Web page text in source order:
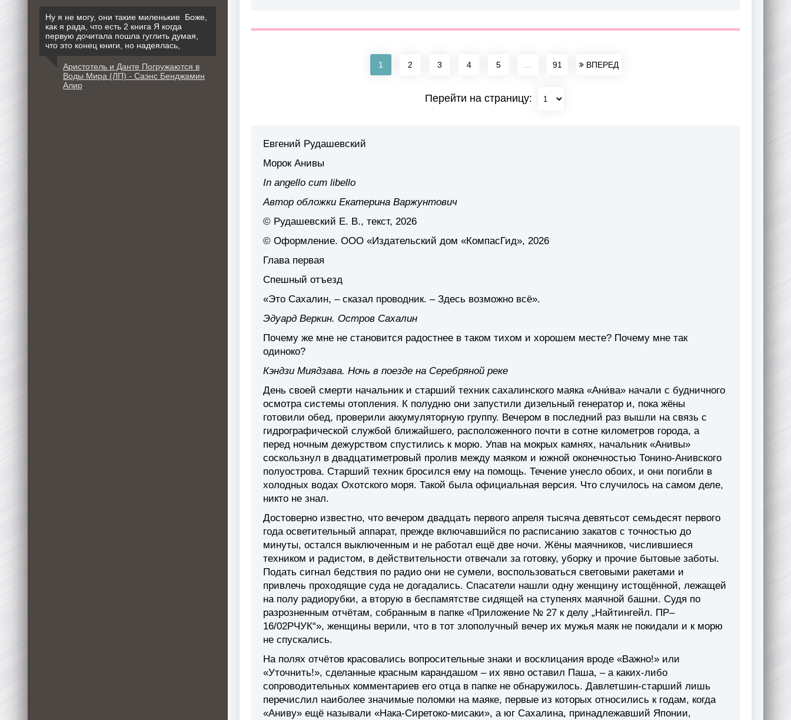
1 2 3 4 5 91 ВПЕРЕД
Перейти на страницу:
Евгений Рудашевский
Морок Анивы
In angello cum libello
Автор обложки Екатерина Варжунтович
© Рудашевский Е. В., текст, 2026
© Оформление. ООО «Издательский дом «КомпасГид», 2026
Глава первая
Спешный отъезд
«Это Сахалин, – сказал проводник. – Здесь возможно всё».
Эдуард Веркин. Остров Сахалин
Почему же мне не становится радостнее в таком тихом и хорошем месте? Почему мне так
одиноко?
Кэндзи Миядзава. Ночь в поезде на Серебряной реке
День своей смерти начальник и старший техник сахалинского маяка «Ани́ва» начали с будничного
осмотра системы отопления. К полудню они запустили дизельный генератор и, пока жёны
готовили обед, проверили аккумуляторную группу. Вечером в последний раз вышли на связь с
гидрографической службой ближайшего, расположенного почти в сотне километров города, а
перед ночным дежурством спустились к морю. Упав на мокрых камнях, начальник «Анивы»
соскользнул в двадцатиметровый пролив между маяком и южной оконечностью Тонино-Анивского
полуострова. Старший техник бросился ему на помощь. Течение унесло обоих, и они погибли в
холодных водах Охотского моря. Такой была официальная версия. Что случилось на самом деле,
никто не знал.
Достоверно известно, что вечером двадцать первого апреля тысяча девятьсот семьдесят первого
года осветительный аппарат, прежде включавшийся по расписанию закатов с точностью до
минуты, остался выключенным и не работал ещё две ночи. Жёны маячников, числившиеся
техником и радистом, в действительности отвечали за готовку, уборку и прочие бытовые заботы.
Подать сигнал бедствия по радио они не сумели, воспользоваться световыми ракетами и
привлечь проходящие суда не догадались. Спасатели нашли одну женщину истощённой, лежащей
на полу радиорубки, а вторую в беспамятстве сидящей на ступенях маячной башни. Судя по
разрозненным отчётам, собранным в папке «Приложение № 27 к делу „Найтингейл. ПР–
16/02РЧУК“», женщины верили, что в тот злополучный вечер их мужья маяк не покидали и к морю
не спускались.
На полях отчётов красовались вопросительные знаки и восклицания вроде «Важно!» или
«Уточнить!», сделанные красным карандашом – их явно оставил Паша, – а каких-либо
сопроводительных комментариев его отца в папке не обнаружилось. Давлетшин-старший лишь
перечислил наиболее значимые поломки на маяке, первые из которых относились к годам, когда
«Аниву» ещё называли «Нака-Сиретоко-мисаки», а юг Сахалина, принадлежавший Японии,
Ну я не могу, они такие миленькие Боже,
как я рада, что есть 2 книга Я когда
первую дочитала пошла гуглить думая,
что это конец книги, но надеялась,
Аристотель и Данте Погружаются в
Воды Мира (ЛП) - Саэнс Бенджамин
Алир